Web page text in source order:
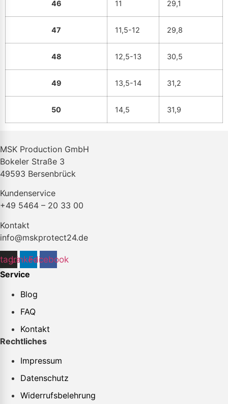
46 11 29,1
47 11,5-12 29,8
48 12,5-13 30,5
49 13,5-14 31,2
50 14,5 31,9
MSK Production GmbH
Bokeler Straße 3
49593 Bersenbrück
Kundenservice
+49 5464 – 20 33 00
Kontakt
info@mskprotect24.de
LinkedinFacebook
Service
Blog
FAQ
Kontakt
Rechtliches
Impressum
Datenschutz
Widerrufsbelehrung